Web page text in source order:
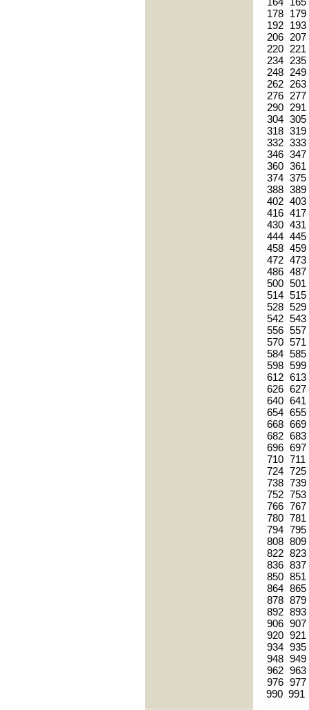
178
179
192
193
206 207
220
221
234
235
248
249
262
263
276
277
290
291
304 305
318 319
332 333
346 347
360 361
374 375
388 389
402 403
416 417
430 431
444 445
458 459
472 473
486 487
500 501
514 515
528 529
542 543
556 557
570 571
584 585
598 599
612 613
626 627
640 641
654 655
668 669
682 683
696 697
710 711
724 725
738 739
752 753
766 767
780 781
794 795
808 809
822 823
836 837
850 851
864 865
878 879
892 893
906 907
920 921
934 935
948 949
962 963
976 977
990 991